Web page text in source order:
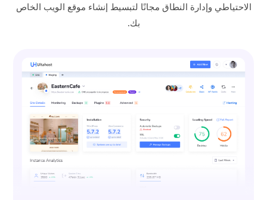
الاحتياطي وإدارة النطاق مجانًا لتبسيط إنشاء موقع الويب الخاص
بك.